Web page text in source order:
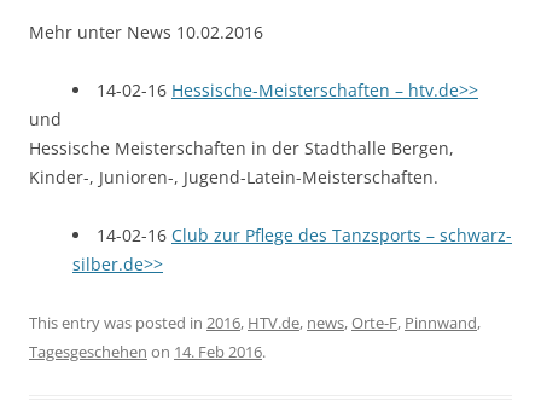
Mehr unter News 10.02.2016
14-02-16 Hessische-Meisterschaften – htv.de>>
und
Hessische Meisterschaften in der Stadthalle Bergen,
Kinder-, Junioren-, Jugend-Latein-Meisterschaften.
14-02-16 Club zur Pflege des Tanzsports – schwarz-
silber.de>>
This entry was posted in 2016, HTV.de, news,Orte-F, Pinnwand,
Tagesgeschehen on 14. Feb 2016.